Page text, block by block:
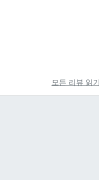
모든 리뷰 읽기